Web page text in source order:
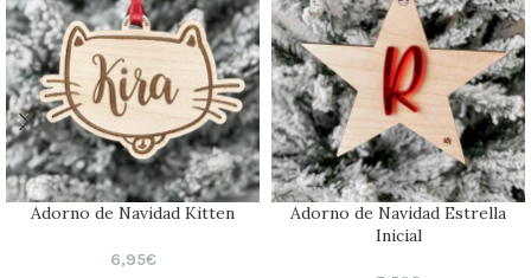
Adorno de Navidad Kitten
6,95€
Adorno de Navidad Estrella
Inicial